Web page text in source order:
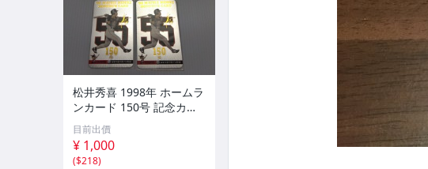
松井秀喜 1998年 ホームラ
ンカード 150号 記念カー
ド 3枚セット 読売ジャイ
アンツ 日本テレビ 劇空間
プロ野球
目前出價
¥ 1,000
($218)